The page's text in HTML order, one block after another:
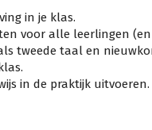
in je klas.
voor alle leerlingen
tweede taal en
in de praktijk uitvoeren.